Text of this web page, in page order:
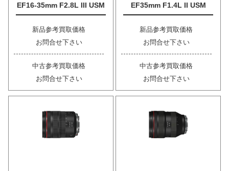
EF16-35mm F2.8L III USM
新品参考買取価格
お問合せ下さい
中古参考買取価格
お問合せ下さい
EF35mm F1.4L II USM
新品参考買取価格
お問合せ下さい
中古参考買取価格
お問合せ下さい